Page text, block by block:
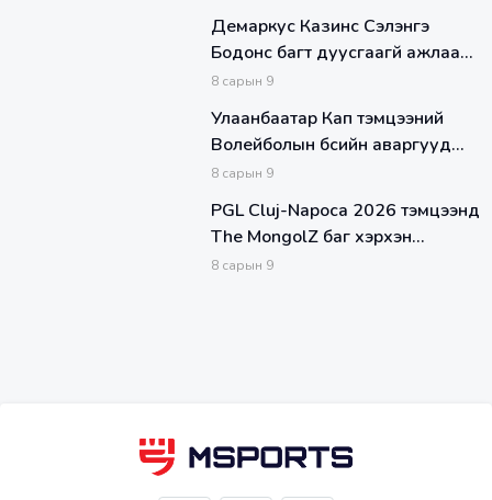
Демаркус Казинс Сэлэнгэ
Бодонс багт дуусгаагүй ажлаа
дуусгахаар ирлээ
8 сарын 9
Улаанбаатар Кап тэмцээний
Волейболын бүсийн аваргууд
энэ пүрэв гарагт тодорно
8 сарын 9
PGL Cluj-Napoca 2026 тэмцээнд
The MongolZ баг хэрхэн
оролцов
8 сарын 9